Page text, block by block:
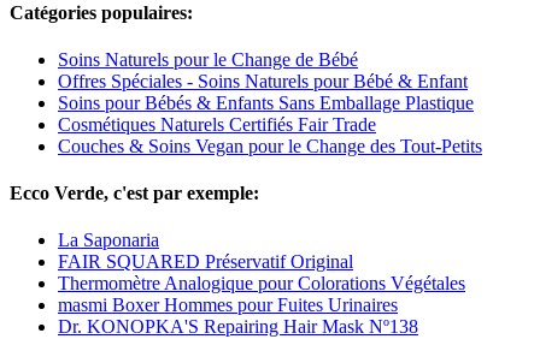
Catégories populaires:
Soins Naturels pour le Change de Bébé
Offres Spéciales - Soins Naturels pour Bébé & Enfant
Soins pour Bébés & Enfants Sans Emballage Plastique
Cosmétiques Naturels Certifiés Fair Trade
Couches & Soins Vegan pour le Change des Tout-Petits
Ecco Verde, c'est par exemple:
La Saponaria
FAIR SQUARED Préservatif Original
Thermomètre Analogique pour Colorations Végétales
masmi Boxer Hommes pour Fuites Urinaires
Dr. KONOPKA'S Repairing Hair Mask Nº138